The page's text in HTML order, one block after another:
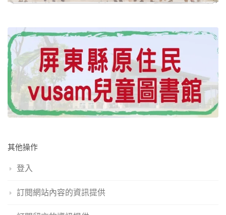
其他操作
登入
訂閱網站內容的資訊提供